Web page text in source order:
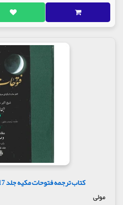
کتاب ترجمه فتوحات مکیه جلد 17 مقامات وصایا باب 560
مولی